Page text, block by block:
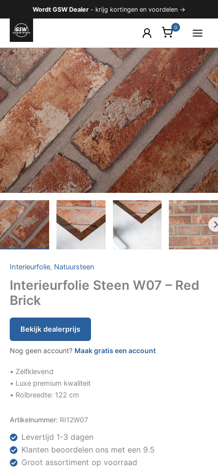
naar
inhoud
Wordt GSW Dealer - krijg kortingen en voordelen →
Interieurfolie, Natuursteen
Interieurfolie Steen W07 – Red
Brick
Bekijk dealerprijs
Nog geen account? Maak gratis een account
• Zelfklevend
• Luxe premium kwaliteit
• Rolbreedte: 122 cm
Artikelnummer: RI12W07
Levertijd 1-3 dagen
Klanten beoordelen ons met een 9.5
Groot assortiment op voorraad